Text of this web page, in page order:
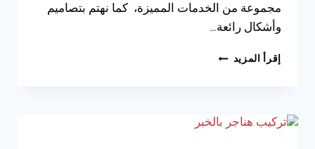
مجموعة من الخدمات المميزة، كما نهتم بتصاميم
وأشكال رائعة…
إقرأ المزيد مقاول
0533038309